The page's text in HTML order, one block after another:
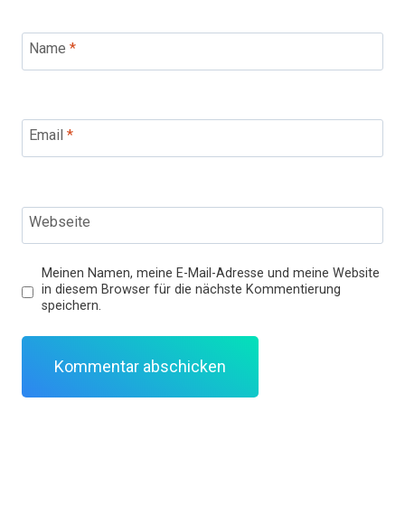
Name *
Email *
Webseite
Meinen Namen, meine E-Mail-Adresse und meine Website
in diesem Browser für die nächste Kommentierung
speichern.